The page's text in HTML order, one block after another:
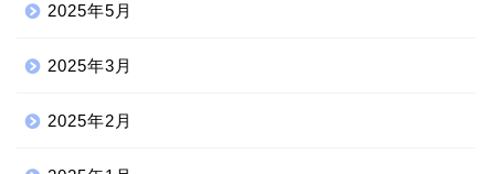
2025年5月
2025年3月
2025年2月